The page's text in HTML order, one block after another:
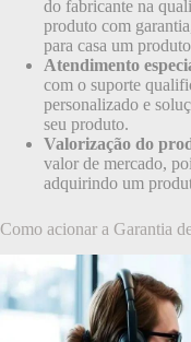
do fabricante na
produto com
para casa um
Atendimento
com o suporte
personalizado e
seu produto.
Valorização do
valor de mercado,
adquirindo um
Como acionar a Garantia